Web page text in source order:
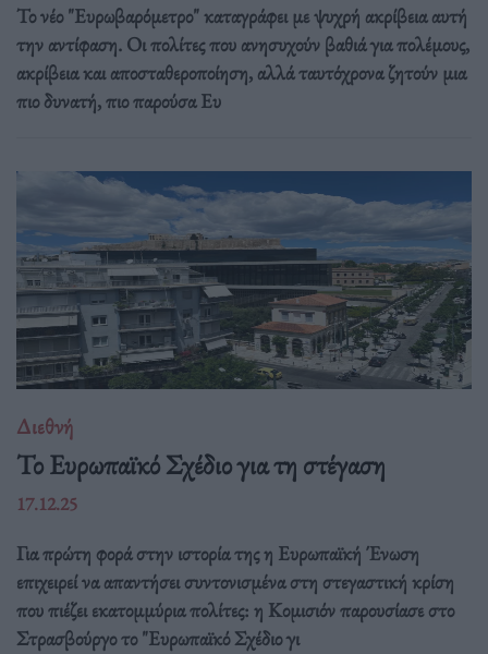
Το νέο "Ευρωβαρόμετρο" καταγράφει με ψυχρή ακρίβεια αυτή
την αντίφαση. Oι πολίτες που ανησυχούν βαθιά για πολέμους,
ακρίβεια και αποσταθεροποίηση, αλλά ταυτόχρονα ζητούν μια
πιο δυνατή, πιο παρούσα Ευ
Διεθνή
Το Ευρωπαϊκό Σχέδιο για τη στέγαση
17.12.25
Για πρώτη φορά στην ιστορία της η Ευρωπαϊκή Ένωση
επιχειρεί να απαντήσει συντονισμένα στη στεγαστική κρίση
που πιέζει εκατομμύρια πολίτες: η Κομισιόν παρουσίασε στο
Στρασβούργο το "Ευρωπαϊκό Σχέδιο γι